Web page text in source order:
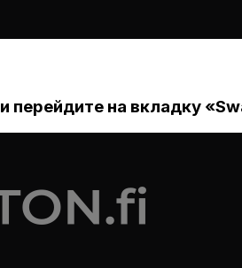
и перейдите на вкладку